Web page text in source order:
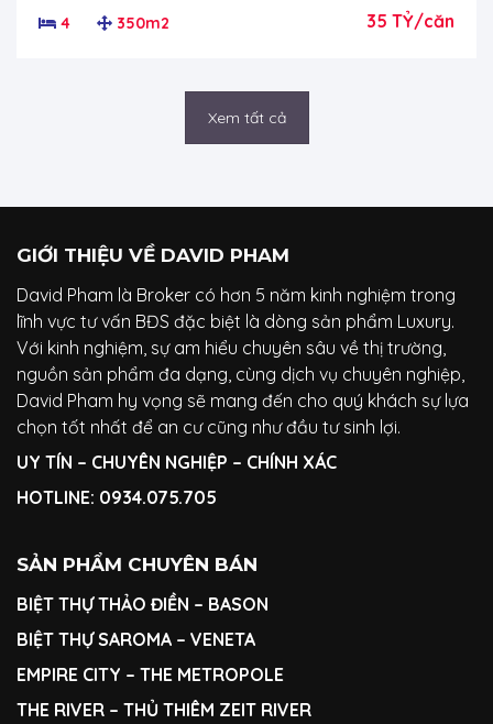
4
350m2 35 TỶ/căn
Xem tất cả
GIỚI THIỆU VỀ DAVID PHAM
David Pham là Broker có hơn 5 năm kinh nghiệm trong
lĩnh vực tư vấn BĐS đặc biệt là dòng sản phẩm Luxury.
Với kinh nghiệm, sự am hiểu chuyên sâu về thị trường,
nguồn sản phẩm đa dạng, cùng dịch vụ chuyên nghiệp,
David Pham hy vọng sẽ mang đến cho quý khách sự lựa
chọn tốt nhất để an cư cũng như đầu tư sinh lợi.
UY TÍN – CHUYÊN NGHIỆP – CHÍNH XÁC
HOTLINE: 0934.075.705
SẢN PHẨM CHUYÊN BÁN
BIỆT THỰ THẢO ĐIỀN – BASON
BIỆT THỰ SAROMA – VENETA
EMPIRE CITY – THE METROPOLE
THE RIVER – THỦ THIÊM ZEIT RIVER